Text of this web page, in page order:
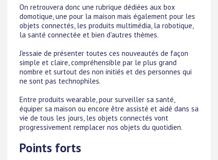
On retrouvera donc une rubrique dédiées aux box
domotique, une pour la maison mais également pour les
objets connectés, les produits multimédia, la robotique,
la santé connectée et bien d'autres thèmes.
J'essaie de présenter toutes ces nouveautés de façon
simple et claire, compréhensible par le plus grand
nombre et surtout des non initiés et des personnes qui
ne sont pas technophiles.
Entre produits wearable, pour surveiller sa santé,
équiper sa maison ou encore être assisté et aidé dans sa
vie de tous les jours, les objets connectés vont
progressivement remplacer nos objets du quotidien.
Points forts